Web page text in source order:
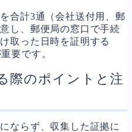
合計3通（会社送付用、郵
し、郵便局の窓口で手続
取った日時を証明する
要です。
際のポイントと注
ならず、収集した証拠に